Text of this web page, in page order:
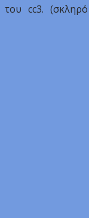
cc3. (σκληρό